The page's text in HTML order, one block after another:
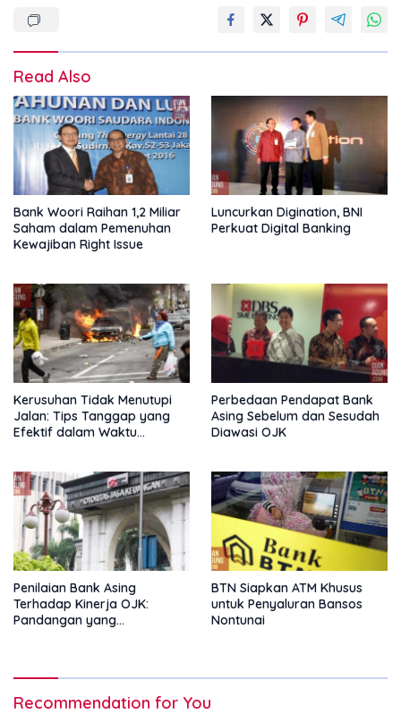
Read Also
Bank Woori Raihan 1,2 Miliar
Saham dalam Pemenuhan
Kewajiban Right Issue
Luncurkan Digination, BNI
Perkuat Digital Banking
Kerusuhan Tidak Menutupi
Jalan: Tips Tanggap yang
Efektif dalam Waktu
Perbedaan Pendapat Bank
Asing Sebelum dan Sesudah
Diawasi OJK
Penilaian Bank Asing
Terhadap Kinerja OJK:
Pandangan yang
BTN Siapkan ATM Khusus
untuk Penyaluran Bansos
Nontunai
Recommendation for You